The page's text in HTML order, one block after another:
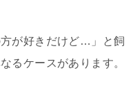
が好きだけど…」と飼
るケースがあります。